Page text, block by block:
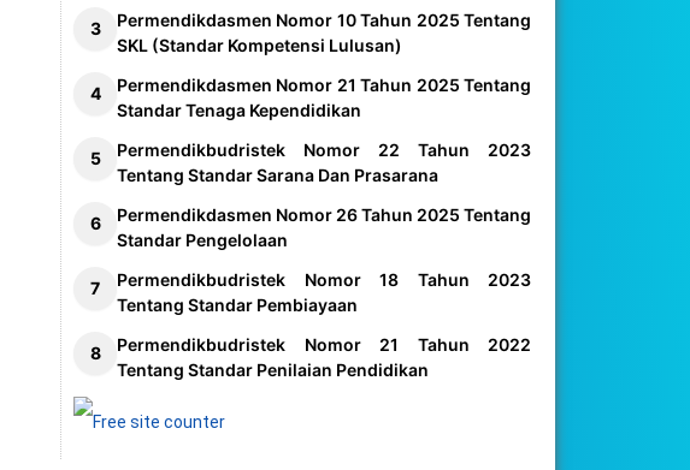
Permendikdasmen Nomor 10 Tahun 2025 Tentang
SKL (Standar Kompetensi Lulusan)
Permendikdasmen Nomor 21 Tahun 2025 Tentang
Standar Tenaga Kependidikan
Permendikbudristek Nomor 22 Tahun 2023
Tentang Standar Sarana Dan Prasarana
Permendikdasmen Nomor 26 Tahun 2025 Tentang
Standar Pengelolaan
Permendikbudristek Nomor 18 Tahun 2023
Tentang Standar Pembiayaan
Permendikbudristek Nomor 21 Tahun 2022
Tentang Standar Penilaian Pendidikan